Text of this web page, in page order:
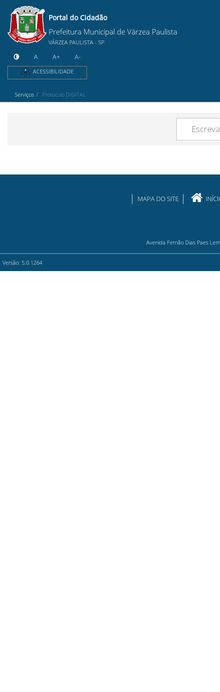
Portal do Cidadão
Prefeitura Municipal de Várzea Paulista
VÁRZEA PAULISTA - SP
A A+ A-
ACESSIBILIDADE
Serviços Protocolo DIGITAL
MAPA DO SITE
Avenida Fernão Dias Paes
Versão: 5.0.1264